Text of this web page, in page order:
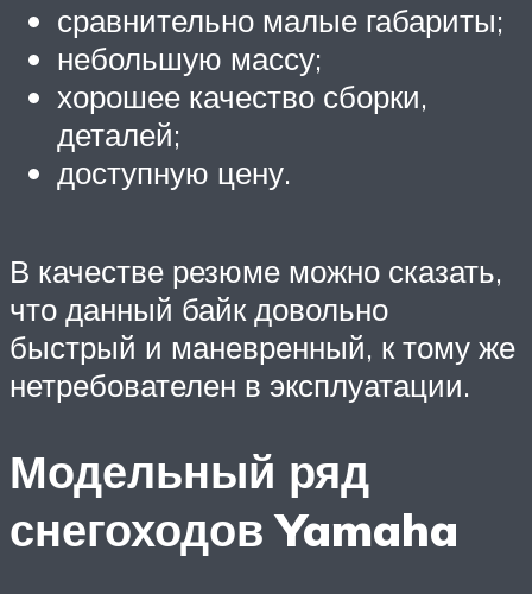
сравнительно малые габариты;
небольшую массу;
хорошее качество сборки,
деталей;
доступную цену.
В качестве резюме можно сказать,
что данный байк довольно
быстрый и маневренный, к тому же
нетребователен в эксплуатации.
Модельный ряд
снегоходов Yamaha